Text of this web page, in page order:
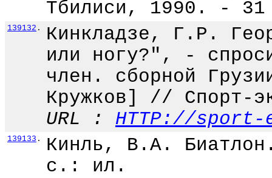
Тбилиси, 1990. -
139132 .
Кинкладзе, Г.Р.
или ногу?", -
член. сборной
Кружков] //
URL : HTTP://sport-
139133 .
Кинль, В.А.
с.: ил.